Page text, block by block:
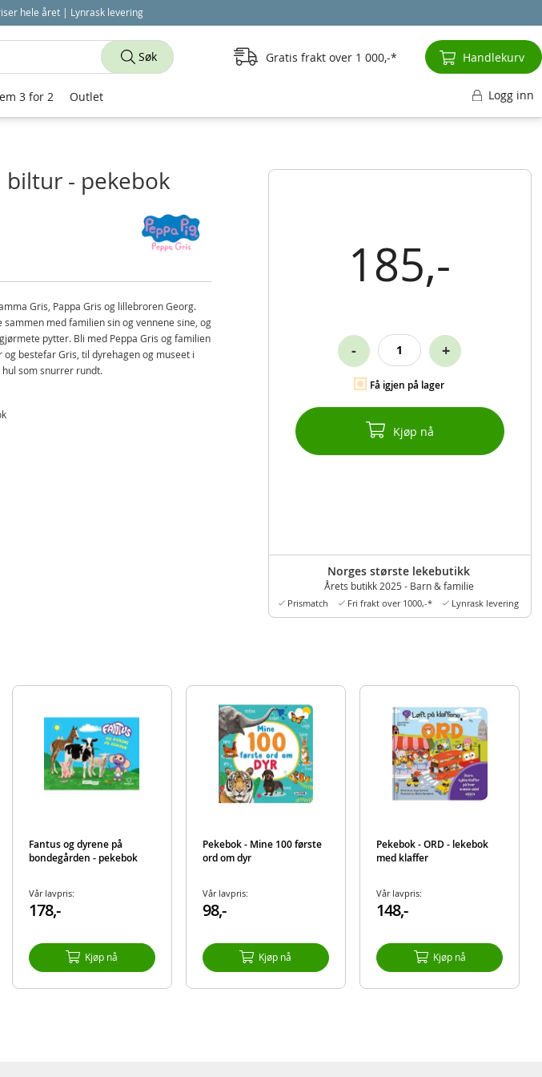
hele året | Lynrask levering
185,-
Få igjen på lager
- +
Kjøp nå
Norges største lekebutikk
Årets butikk 2025 - Barn & familie
Prismatch Fri frakt over 1000,-* Lynrask levering
biltur - pekebok
Gris, Pappa Gris og lillebroren Georg.
med familien sin og vennene sine, og
pytter. Bli med Peppa Gris og familien
bestefar Gris, til dyrehagen og museet i
som snurrer rundt.
Fantus og dyrene på
bondegården - pekebok
Vår lavpris:
178,-
Kjøp nå
Pekebok - Mine 100 første
ord om dyr
Vår lavpris:
98,-
Kjøp nå
Pekebok - ORD - lekebok
med klaffer
Vår lavpris:
148,-
Kjøp nå
Søk Gratis frakt over 1 000,- Handlekurv
3 for 2 Outlet Logg inn